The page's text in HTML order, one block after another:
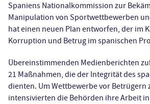
Spaniens Nationalkommission zur
Manipulation von Sportwettbewerben
hat einen neuen Plan entworfen, der im
Korruption und Betrug im spanischen
Übereinstimmenden Medienberichten
21 Maßnahmen, die der Integrität des
dienten. Um Wettbewerbe vor Betrügern
intensivierten die Behörden ihre Arbeit